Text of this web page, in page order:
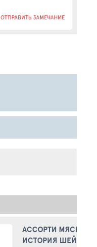
ОТПРАВИТЬ ЗАМЕЧАНИЕ
АССОРТИ МЯСНОЕ
ИСТОРИЯ ШЕЙКА И